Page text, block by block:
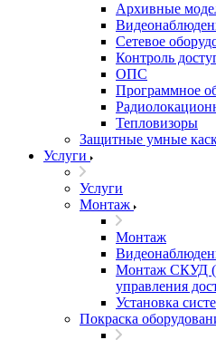
Архивные
Сетевое
Контроль
ОПС
Программное
Тепловизоры
Защитные умные
Услуги
Услуги
Монтаж
Монтаж
Монтаж СКУД
управления
Установка
Покраска